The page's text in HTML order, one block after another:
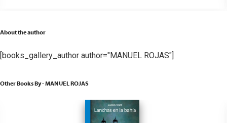
About the author
[books_gallery_author author="MANUEL ROJAS"]
Other Books By - MANUEL ROJAS